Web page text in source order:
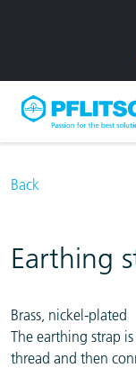
Back
Earthing
Brass, nickel-plated
The earthing strap
thread and then